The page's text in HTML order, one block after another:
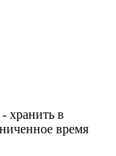
хранить в
время